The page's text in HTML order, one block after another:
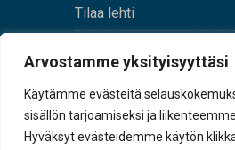
Arvostamme yksityisyyttäsi
Käytämme evästeitä
sisällön tarjoamiseksi ja
Hyväksyt evästeidemme käytön
Tilaa lehti